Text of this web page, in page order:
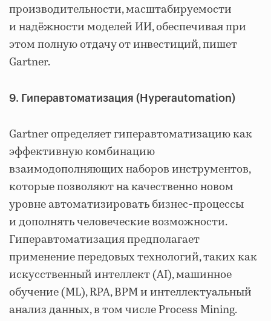
производительности, масштабируемости
и надёжности моделей ИИ, обеспечивая при
этом полную отдачу от инвестиций, пишет
Gartner.
9. Гиперавтоматизация (Hyperautomation)
Gartner определяет гиперавтоматизацию как
эффективную комбинацию
взаимодополняющих наборов инструментов,
которые позволяют на качественно новом
уровне автоматизировать бизнес-процессы
и дополнять человеческие возможности.
Гиперавтоматизация предполагает
применение передовых технологий, таких как
искусственный интеллект (AI), машинное
обучение (ML), RPA, BPM и интеллектуальный
анализ данных, в том числе Process Mining.